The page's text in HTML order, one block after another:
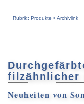
Rubrik: Produkte • Archivlink
filzähnlicher
Neuheiten von